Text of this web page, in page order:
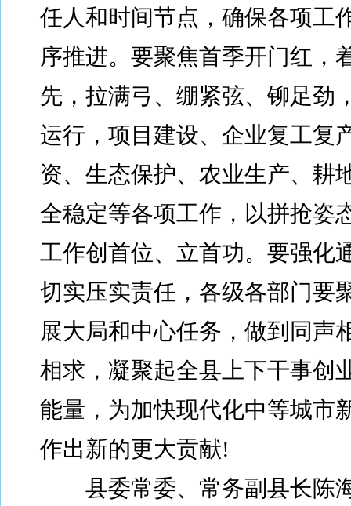
任人和时间节点，确保各项工
序推进。要聚焦首季开门红，
先，拉满弓、绷紧弦、铆足劲
运行，项目建设、企业复工复
资、生态保护、农业生产、耕
全稳定等各项工作，以拼抢姿
工作创首位、立首功。要强化
切实压实责任，各级各部门要
展大局和中心任务，做到同声
相求，凝聚起全县上下干事创
能量，为加快现代化中等城市
作出新的更大贡献!
县委常委、常务副县长陈